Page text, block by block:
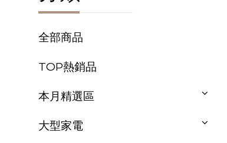
全部商品
TOP熱銷品
本月精選區
大型家電